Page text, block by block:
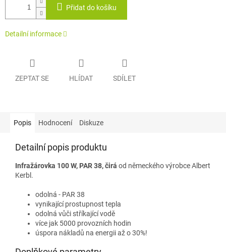
Přidat do košíku
Detailní informace
ZEPTAT SE HLÍDAT SDÍLET
Popis Hodnocení Diskuze
Detailní popis produktu
Infražárovka 100 W, PAR 38, čirá od německého výrobce Albert
Kerbl.
odolná - PAR 38
vynikající prostupnost tepla
odolná vůči stříkající vodě
více jak 5000 provozních hodin
úspora nákladů na energiiaž o 30%!